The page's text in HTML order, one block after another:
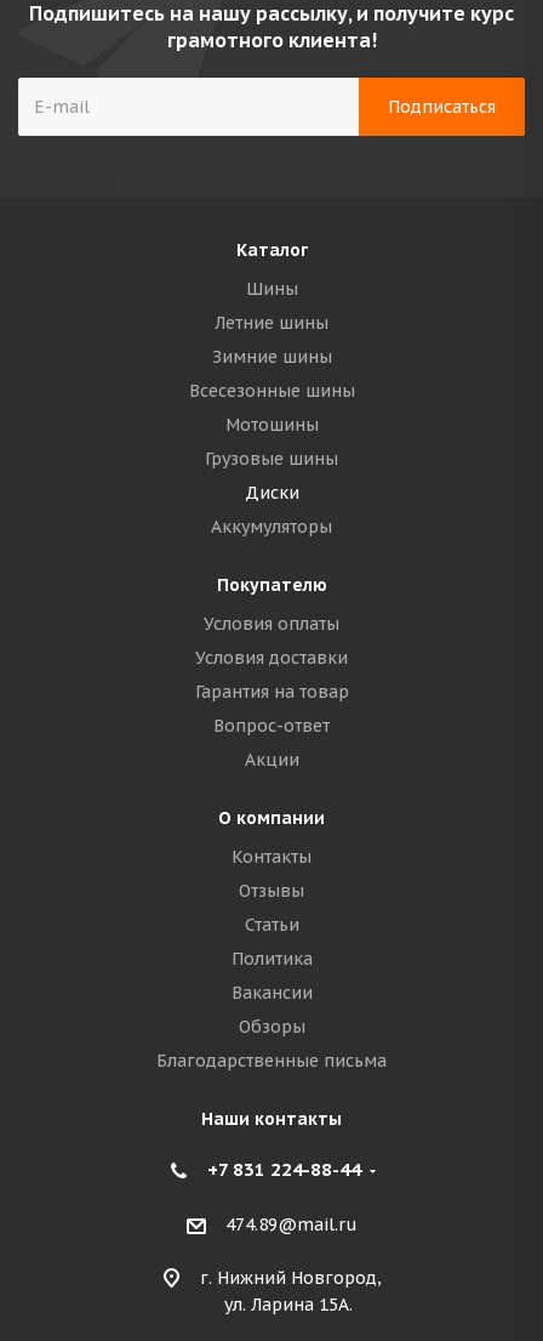
Подпишитесь на нашу рассылку, и получите курс
грамотного клиента!
Каталог
Шины
Летние шины
Зимние шины
Всесезонные шины
Мотошины
Грузовые шины
Диски
Аккумуляторы
Покупателю
Условия оплаты
Условия доставки
Гарантия на товар
Вопрос-ответ
Акции
О компании
Контакты
Отзывы
Статьи
Политика
Вакансии
Обзоры
Благодарственные письма
Наши контакты
+7 831 224-88-44
474.89@mail.ru
г. Нижний Новгород,
ул. Ларина 15А.